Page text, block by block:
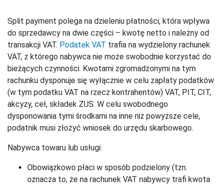
Split payment polega na dzieleniu płatności, która wpływa
do sprzedawcy na dwie części – kwotę netto i należny od
transakcji VAT. Podatek VAT trafia na wydzielony rachunek
VAT, z którego nabywca nie może swobodnie korzystać do
bieżących czynności. Kwotami zgromadzonymi na tym
rachunku dysponuje się wyłącznie w celu zapłaty podatków
(w tym podatku VAT na rzecz kontrahentów) VAT, PIT, CIT,
akcyzy, ceł, składek ZUS. W celu swobodnego
dysponowania tymi środkami na inne niż powyższe cele,
podatnik musi złożyć wniosek do urzędu skarbowego.
Nabywca towaru lub usługi:
Obowiązkowo płaci w sposób podzielony (tzn.
oznacza to, że na rachunek VAT nabywcy trafi kwota